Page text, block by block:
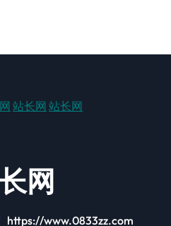
站长网 站长网
网
https://www.0833zz.com